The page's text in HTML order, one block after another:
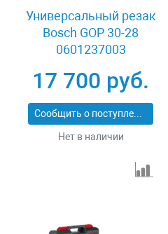
Универсальный резак
Bosch GOP 30-28
0601237003
17 700 руб.
Сообщить о поступлении
Нет в наличии